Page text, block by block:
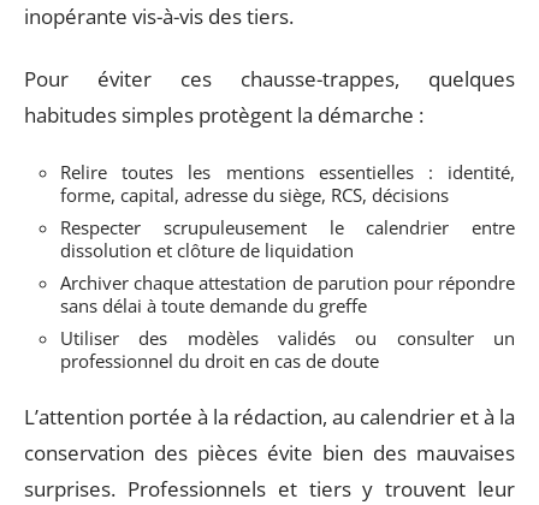
inopérante vis-à-vis des tiers.
Pour éviter ces chausse-trappes, quelques
habitudes simples protègent la démarche :
Relire toutes les mentions essentielles : identité,
forme, capital, adresse du siège, RCS, décisions
Respecter scrupuleusement le calendrier entre
dissolution et clôture de liquidation
Archiver chaque attestation de parution pour répondre
sans délai à toute demande du greffe
Utiliser des modèles validés ou consulter un
professionnel du droit en cas de doute
L’attention portée à la rédaction, au calendrier et à la
conservation des pièces évite bien des mauvaises
surprises. Professionnels et tiers y trouvent leur